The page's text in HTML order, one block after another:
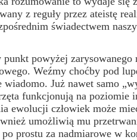
z reguły przez ateistę
świadectwem
powyżej zarysowanego
Weźmy choćby pod
Już nawet samo
funkcjonują na poziomie
ewolucji człowiek może
umożliwią mu
prostu za nadmiarowe w